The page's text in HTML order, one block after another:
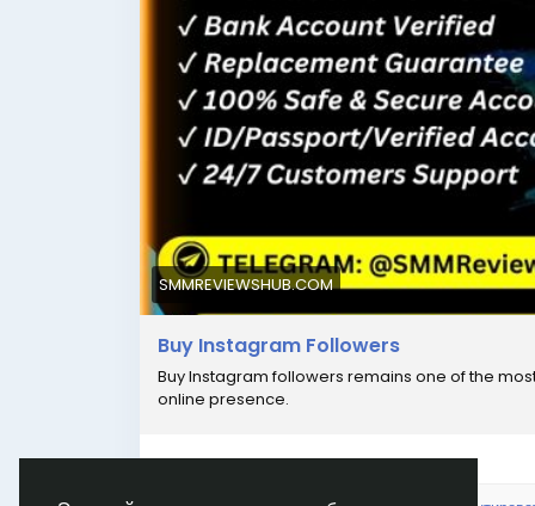
SMMREVIEWSHUB.COM
Buy Instagram Followers
Buy Instagram followers remains one of the
online presence.